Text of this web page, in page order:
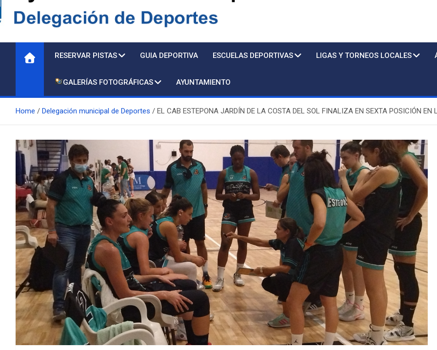
Delegación de Deportes
RESERVAR PISTAS GUIA DEPORTIVA ESCUELAS DEPORTIVAS LIGAS Y TORNEOS LOCALES
GALERÍAS FOTOGRÁFICAS AYUNTAMIENTO
Home Delegación municipal de Deportes EL CAB ESTEPONA JARDÍN DE LA COSTA DEL SOL FINALIZA EN SEXTA POSICIÓN EN
Piscina Sto.
EDM 26-27 /
EDM 26-27 /